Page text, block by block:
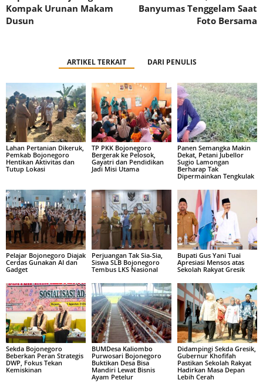
Kompak Urunan Makam
Dusun
Banyumas Tenggelam Saat
Foto Bersama
ARTIKEL TERKAIT DARI PENULIS
Lahan Pertanian Dikeruk,
Pemkab Bojonegoro
Hentikan Aktivitas dan
Tutup Lokasi
TP PKK Bojonegoro
Bergerak ke Pelosok,
Gayatri dan Pendidikan
Jadi Misi Utama
Panen Semangka Makin
Dekat, Petani Jubellor
Sugio Lamongan
Berharap Tak
Dipermainkan Tengkulak
Pelajar Bojonegoro Diajak
Cerdas Gunakan AI dan
Gadget
Perjuangan Tak Sia-Sia,
Siswa SLB Bojonegoro
Tembus LKS Nasional
Bupati Gus Yani Tuai
Apresiasi Mensos atas
Sekolah Rakyat Gresik
Sekda Bojonegoro
Beberkan Peran Strategis
DWP, Fokus Tekan
Kemiskinan
BUMDesa Kaliombo
Purwosari Bojonegoro
Buktikan Desa Bisa
Mandiri Lewat Bisnis
Ayam Petelur
Didampingi Sekda Gresik,
Gubernur Khofifah
Pastikan Sekolah Rakyat
Hadirkan Masa Depan
Lebih Cerah